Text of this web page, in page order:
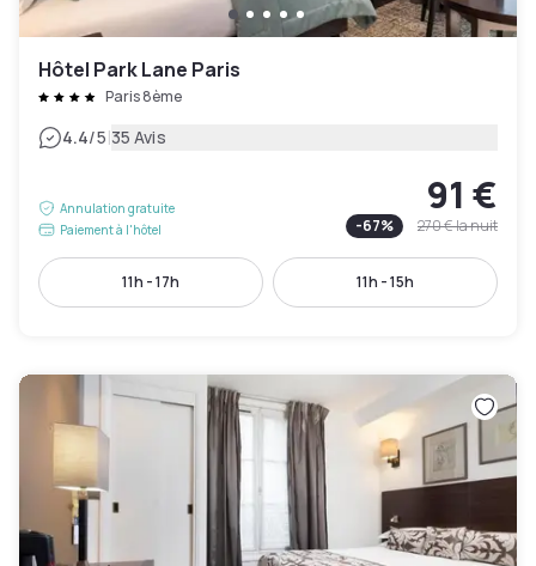
Hôtel Park Lane Paris
Paris 8ème
4.4/5|35 Avis
Annulation gratuite
Paiement à l'hôtel
91 €
-67% 270 €la nuit
11h - 17h 11h - 15h